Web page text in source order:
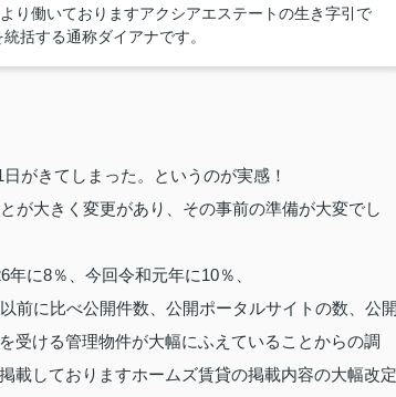
り働いておりますアクシアエステートの生き字引で
括する通称ダイアナです。
がきてしまった。というのが実感！
が大きく変更があり、その事前の準備が大変でし
に8％、今回令和元年に10％、
前に比べ公開件数、公開ポータルサイトの数、公
受ける管理物件が大幅にふえていることからの調
載しておりますホームズ賃貸の掲載内容の大幅改定